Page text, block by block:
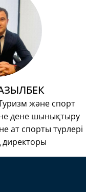
және спорт
дене шынықтыру
ат спорты түрлері